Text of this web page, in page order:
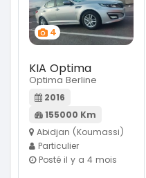
4
KIA Optima
Optima Berline
2016
155000 Km
Abidjan (Koumassi)
Particulier
Posté il y a 4 mois